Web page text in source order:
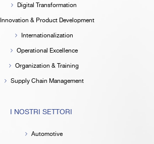
Digital Transformation
Innovation & Product Development
Internationalization
Operational Excellence
Organization & Training
Supply Chain Management
I NOSTRI SETTORI
Automotive